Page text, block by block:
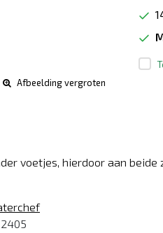
Afbeelding vergroten
voetjes, hierdoor aan beide